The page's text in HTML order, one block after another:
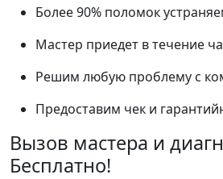
Более 90% поломок
Мастер приедет в течение
Решим любую проблему с
Предоставим чек и
Вызов мастера и
Бесплатно!